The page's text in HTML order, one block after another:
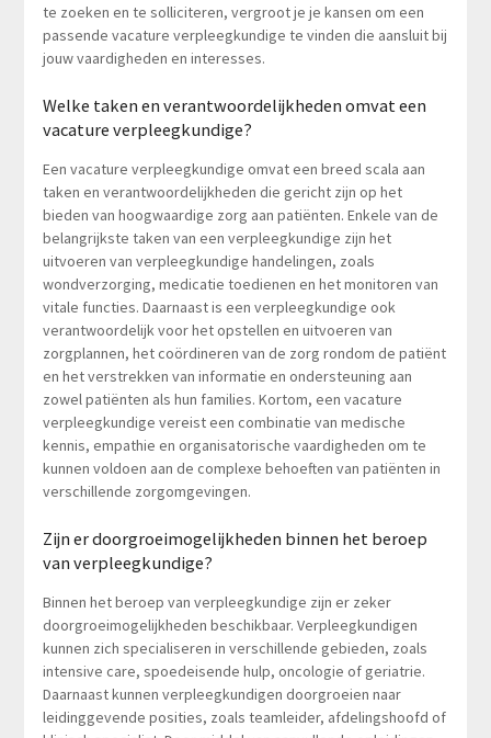
te zoeken en te solliciteren, vergroot je je kansen om een
passende vacature verpleegkundige te vinden die aansluit bij
jouw vaardigheden en interesses.
Welke taken en verantwoordelijkheden omvat een
vacature verpleegkundige?
Een vacature verpleegkundige omvat een breed scala aan
taken en verantwoordelijkheden die gericht zijn op het
bieden van hoogwaardige zorg aan patiënten. Enkele van de
belangrijkste taken van een verpleegkundige zijn het
uitvoeren van verpleegkundige handelingen, zoals
wondverzorging, medicatie toedienen en het monitoren van
vitale functies. Daarnaast is een verpleegkundige ook
verantwoordelijk voor het opstellen en uitvoeren van
zorgplannen, het coördineren van de zorg rondom de patiënt
en het verstrekken van informatie en ondersteuning aan
zowel patiënten als hun families. Kortom, een vacature
verpleegkundige vereist een combinatie van medische
kennis, empathie en organisatorische vaardigheden om te
kunnen voldoen aan de complexe behoeften van patiënten in
verschillende zorgomgevingen.
Zijn er doorgroeimogelijkheden binnen het beroep
van verpleegkundige?
Binnen het beroep van verpleegkundige zijn er zeker
doorgroeimogelijkheden beschikbaar. Verpleegkundigen
kunnen zich specialiseren in verschillende gebieden, zoals
intensive care, spoedeisende hulp, oncologie of geriatrie.
Daarnaast kunnen verpleegkundigen doorgroeien naar
leidinggevende posities, zoals teamleider, afdelingshoofd of